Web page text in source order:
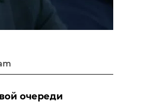
очереди